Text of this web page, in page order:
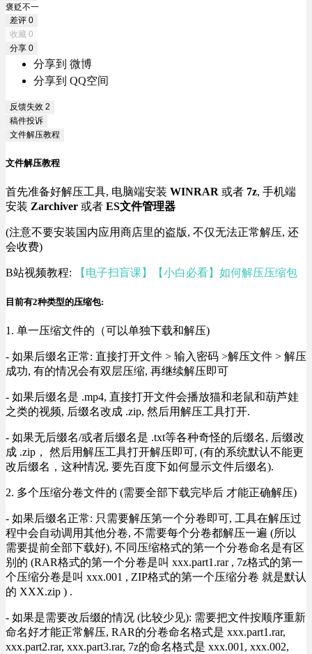
褒贬不一
差评 0
收藏 0
分享 0
分享到 微博
分享到 QQ空间
反馈失效 2
稿件投诉
文件解压教程
文件解压教程
首先准备好解压工具, 电脑端安装 WINRAR 或者 7z, 手机端
安装 Zarchiver 或者 ES文件管理器
(注意不要安装国内应用商店里的盗版, 不仅无法正常解压, 还
会收费)
B站视频教程: 【电子扫盲课】【小白必看】如何解压压缩包
目前有2种类型的压缩包:
1. 单一压缩文件的（可以单独下载和解压)
- 如果后缀名正常: 直接打开文件 > 输入密码 >解压文件 > 解压
成功, 有的情况会有双层压缩, 再继续解压即可
- 如果后缀名是 .mp4, 直接打开文件会播放猫和老鼠和葫芦娃
之类的视频, 后缀名改成 .zip, 然后用解压工具打开.
- 如果无后缀名/或者后缀名是 .txt等各种奇怪的后缀名, 后缀改
成 .zip， 然后用解压工具打开解压即可, (有的系统默认不能更
改后缀名，这种情况, 要先百度下如何显示文件后缀名).
2. 多个压缩分卷文件的 (需要全部下载完毕后 才能正确解压)
- 如果后缀名正常: 只需要解压第一个分卷即可, 工具在解压过
程中会自动调用其他分卷, 不需要每个分卷都解压一遍 (所以
需要提前全部下载好), 不同压缩格式的第一个分卷命名是有区
别的 (RAR格式的第一个分卷是叫 xxx.part1.rar , 7z格式的第一
个压缩分卷是叫 xxx.001 , ZIP格式的第一个压缩分卷 就是默认
的 XXX.zip ) .
- 如果是需要改后缀的情况 (比较少见): 需要把文件按顺序重新
命名好才能正常解压, RAR的分卷命名格式是 xxx.part1.rar,
xxx.part2.rar, xxx.part3.rar, 7z的命名格式是 xxx.001, xxx.002,